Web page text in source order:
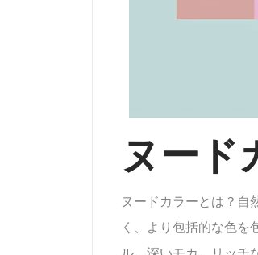
ヌード
ヌードカラーとは？自
く、より包括的な色を